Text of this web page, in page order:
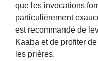
que les invocations
particulièrement
est recommandé de
Kaaba et de profiter
les prières.